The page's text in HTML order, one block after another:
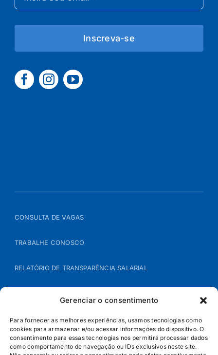
Gerenciar o consentimento
Para fornecer as melhores experiências, usamos tecnologias como
cookies para armazenar e/ou acessar informações do dispositivo. O
consentimento para essas tecnologias nos permitirá processar dados
como comportamento de navegação ou IDs exclusivos neste site.
Inscreva-se
CONSULTA DE VAGAS
TRABALHE CONOSCO
RELATÓRIO DE TRANSPARÊNCIA SALARIAL
POLÍTICA DE COOKIES
POLÍTICA DE PRIVACIDADE